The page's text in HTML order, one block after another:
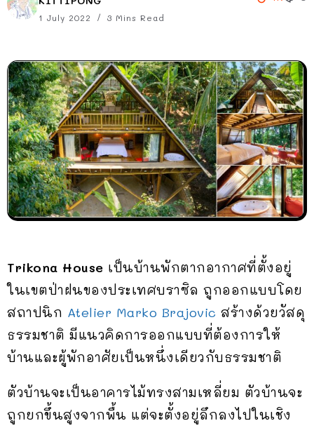
1 July 2022 3 Mins Read
Trikona House เป็นบ้านพักตากอากาศที่ตั้งอยู่
ในเขตป่าฝนของประเทศบราซิล ถูกออกแบบโดย
สถาปนิก Atelier Marko Brajovic สร้างด้วยวัสดุ
ธรรมชาติ มีแนวคิดการออกแบบที่ต้องการให้
บ้านและผู้พักอาศัยเป็นหนึ่งเดียวกับธรรมชาติ
ตัวบ้านจะเป็นอาคารไม้ทรงสามเหลี่ยม ตัวบ้านจะ
ถูกยกขึ้นสูงจากพื้น แต่จะตั้งอยู่ลึกลงไปในเชิง